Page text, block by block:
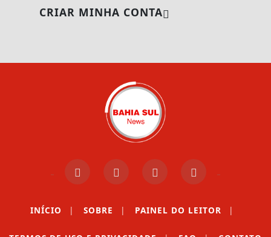
CRIAR MINHA CONTA
INÍCIO | SOBRE | PAINEL DO LEITOR |